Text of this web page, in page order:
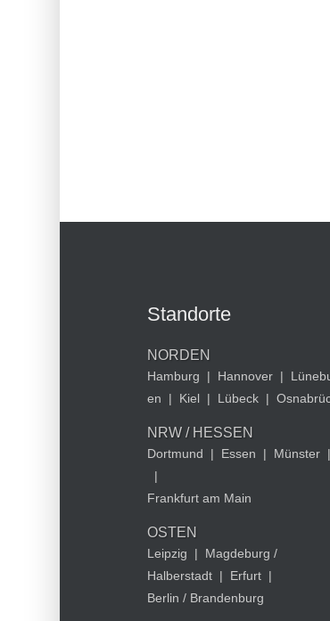
Standorte
NORDEN
Hamburg | Hannover |
en
| Kiel | Lübeck |
NRW / HESSEN
Dortmund | Essen | Münster |
|
Frankfurt am Main
OSTEN
Leipzig |
Magdeburg /
Halberstadt | Erfurt |
Berlin / Brandenburg